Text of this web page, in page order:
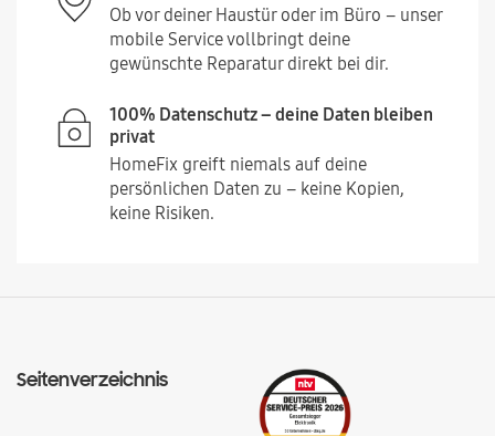
Ob vor deiner Haustür oder im Büro – unser
mobile Service vollbringt deine
gewünschte Reparatur direkt bei dir.
100% Datenschutz – deine Daten bleiben
privat
HomeFix greift niemals auf deine
persönlichen Daten zu – keine Kopien,
keine Risiken.
Seitenverzeichnis